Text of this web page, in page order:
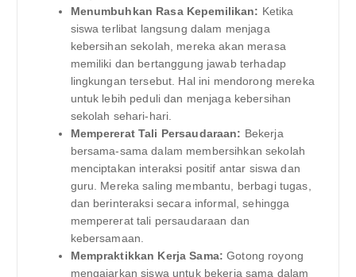
Menumbuhkan Rasa Kepemilikan: Ketika
siswa terlibat langsung dalam menjaga
kebersihan sekolah, mereka akan merasa
memiliki dan bertanggung jawab terhadap
lingkungan tersebut. Hal ini mendorong mereka
untuk lebih peduli dan menjaga kebersihan
sekolah sehari-hari.
Mempererat Tali Persaudaraan: Bekerja
bersama-sama dalam membersihkan sekolah
menciptakan interaksi positif antar siswa dan
guru. Mereka saling membantu, berbagi tugas,
dan berinteraksi secara informal, sehingga
mempererat tali persaudaraan dan
kebersamaan.
Mempraktikkan Kerja Sama: Gotong royong
mengajarkan siswa untuk bekerja sama dalam